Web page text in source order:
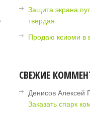
Защита экрана
твердая
Продаю ксиоми в
СВЕЖИЕ
Денисов Алексей
Заказать спарк